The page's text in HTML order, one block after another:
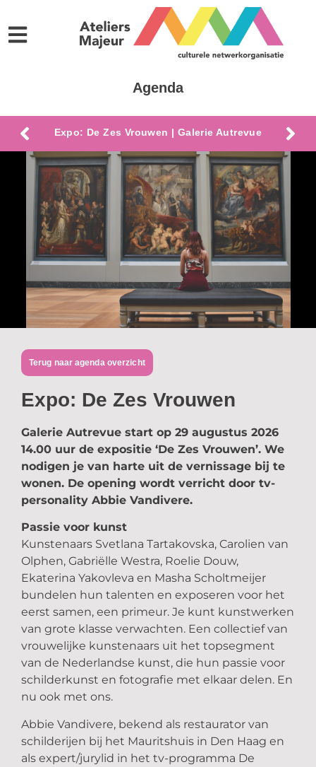
Agenda
Expo: De Zes Vrouwen | Galerie Autrevue
Terug naar agenda overzicht
Expo: De Zes Vrouwen
Galerie Autrevue start op 29 augustus 2026
14.00 uur de expositie ‘De Zes Vrouwen’. We
nodigen je van harte uit de vernissage bij te
wonen. De opening wordt verricht door tv-
personality Abbie Vandivere.
Passie voor kunst
Kunstenaars Svetlana Tartakovska, Carolien van
Olphen, Gabriëlle Westra, Roelie Douw,
Ekaterina Yakovleva en Masha Scholtmeijer
bundelen hun talenten en exposeren voor het
eerst samen, een primeur. Je kunt kunstwerken
van grote klasse verwachten. Een collectief van
vrouwelijke kunstenaars uit het topsegment
van de Nederlandse kunst, die hun passie voor
schilderkunst en fotografie met elkaar delen. En
nu ook met ons.
Abbie Vandivere, bekend als restaurator van
schilderijen bij het Mauritshuis in Den Haag en
als expert/jurylid in het tv-programma De